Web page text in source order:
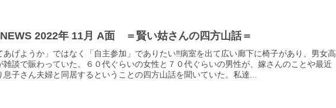
2022年 11月 A面 ＝賢い姑さんの四方山話＝
あげようか」ではなく「自主参加」でありたい‼病室を出て広い廊下に椅子があり、男女高
雑談で賑わっていた。６０代ぐらいの女性と７０代ぐらいの男性が、嫁さんのことや最近
息子さん夫婦と同居するということの四方山話を聞いていた。私達...